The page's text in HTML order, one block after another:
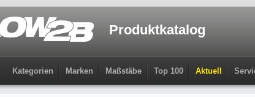
Produktkatalog
Kategorien Marken Maßstäbe Top 100 Aktuell